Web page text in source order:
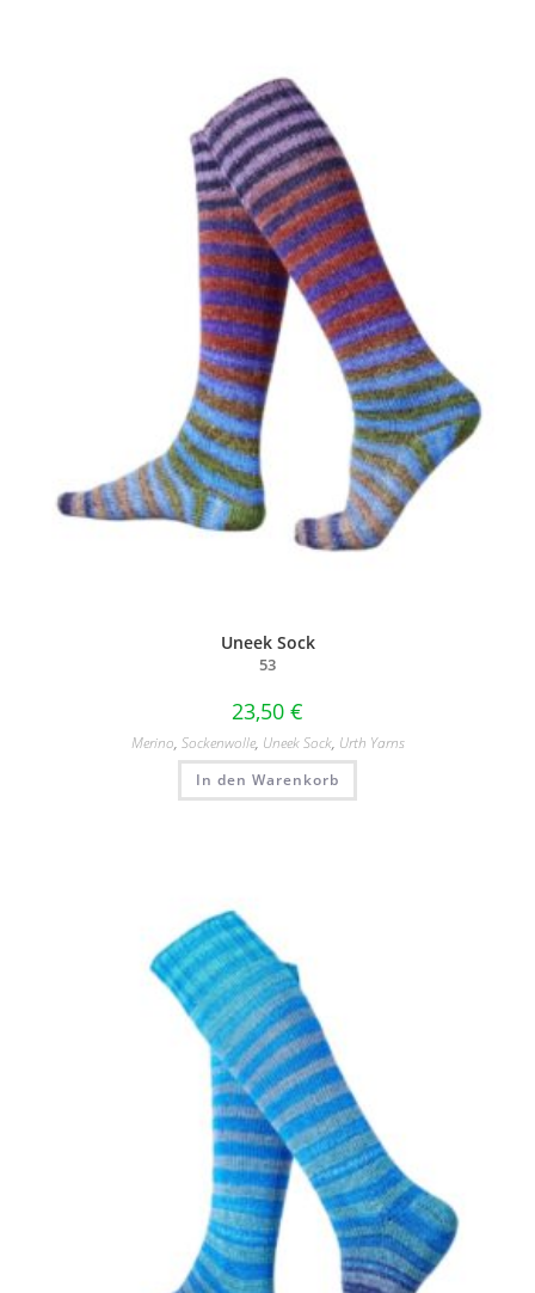
Uneek Sock
53
23,50 €
Merino, Sockenwolle, Uneek Sock, Urth Yarns
In den Warenkorb